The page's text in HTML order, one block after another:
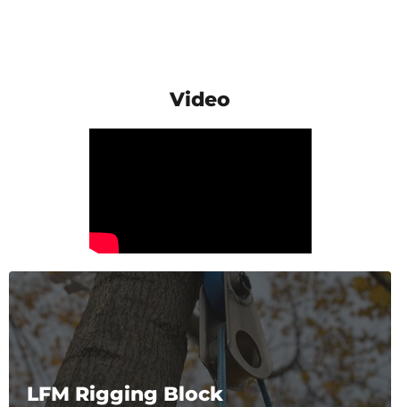
Video
LFM Rigging Block